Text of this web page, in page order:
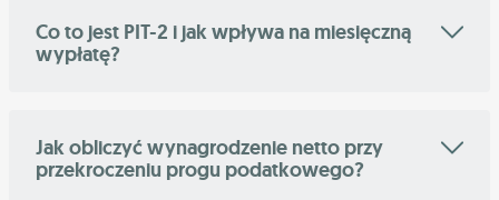
Co to jest PIT-2 i jak wpływa na miesięczną
wypłatę?
Jak obliczyć wynagrodzenie netto przy
przekroczeniu progu podatkowego?